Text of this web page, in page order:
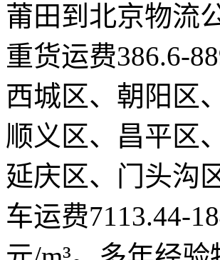
莆田到北京物流
重货运费386.6-
西城区、朝阳区
顺义区、昌平区
延庆区、门头沟
车运费7113.44-